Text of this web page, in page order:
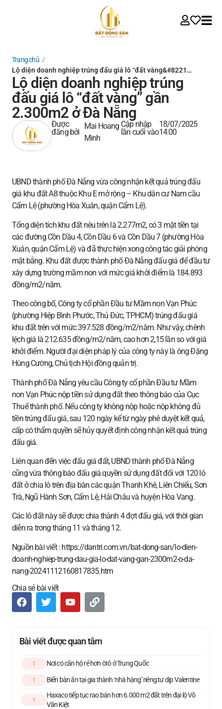
Trang chủ /
Lộ diện doanh nghiệp trúng đấu giá lô “đất vàng&#8221…
Lộ diện doanh nghiệp trúng
đấu giá lô “đất vàng” gần
2.300m2 ở Đà Nẵng
Được
đăng bởi
Mai Hoang
Minh
Cập nhập
lần cuối vào
18/07/2025
14:00
UBND thành phố Đà Nẵng vừa công nhận kết quả trúng đấu
giá khu đất A8 thuộc Khu E mở rộng – Khu dân cư Nam cầu
Cẩm Lệ (phường Hòa Xuân, quận Cẩm Lệ).
Tổng diện tích khu đất nêu trên là 2.277m2, có 3 mặt tiền tại
các đường Cồn Dầu 4, Cồn Dầu 6 và Cồn Dầu 7 (phường Hòa
Xuân, quận Cẩm Lệ) và đã thực hiện xong công tác giải phóng
mặt bằng. Khu đất được thành phố Đà Nẵng đấu giá để đầu tư
xây dựng trường mầm non với mức giá khởi điểm là 184.893
đồng/m2/năm.
Theo công bố, Công ty cổ phần Đầu tư Mầm non Vạn Phúc
(phường Hiệp Bình Phước, Thủ Đức, TPHCM) trúng đấu giá
khu đất trên với mức 397.528 đồng/m2/năm. Như vậy, chênh
lệch giá là 212.635 đồng/m2/năm, cao hơn 2,15 lần so với giá
khởi điểm. Người đại diện pháp lý của công ty này là ông Đặng
Hùng Cường, Chủ tịch Hội đồng quản trị.
Thành phố Đà Nẵng yêu cầu Công ty cổ phần Đầu tư Mầm
non Vạn Phúc nộp tiền sử dụng đất theo thông báo của Cục
Thuế thành phố. Nếu công ty không nộp hoặc nộp không đủ
tiền trúng đấu giá, sau 120 ngày kể từ ngày phê duyệt kết quả,
cấp có thẩm quyền sẽ hủy quyết định công nhận kết quả trúng
đấu giá.
Liên quan đến việc đấu giá đất, UBND thành phố Đà Nẵng
cũng vừa thông báo đấu giá quyền sử dụng đất đối với 120 lô
đất ở chia lô trên địa bàn các quận Thanh Khê, Liên Chiểu, Sơn
Trà, Ngũ Hành Sơn, Cẩm Lệ, Hải Châu và huyện Hòa Vang.
Các lô đất này sẽ được chia thành 4 đợt đấu giá, với thời gian
diễn ra trong tháng 11 và tháng 12.
Nguồn bài viết : https://dantri.com.vn/bat-dong-san/lo-dien-
doanh-nghiep-trung-dau-gia-lo-dat-vang-gan-2300m2-o-da-
nang-20241112160817835.htm
Chia sẻ bài viết
Bài viết được quan tâm
1 Nơi có căn hộ rẻ hơn ôtô ở Trung Quốc
1 Biến bàn ăn tại gia thành ‘nhà hàng’ riêng tư dịp Valentine
1
Haxaco tiếp tục rao bán hơn 6.000 m2 đất trên đại lộ Võ
Văn Kiệt